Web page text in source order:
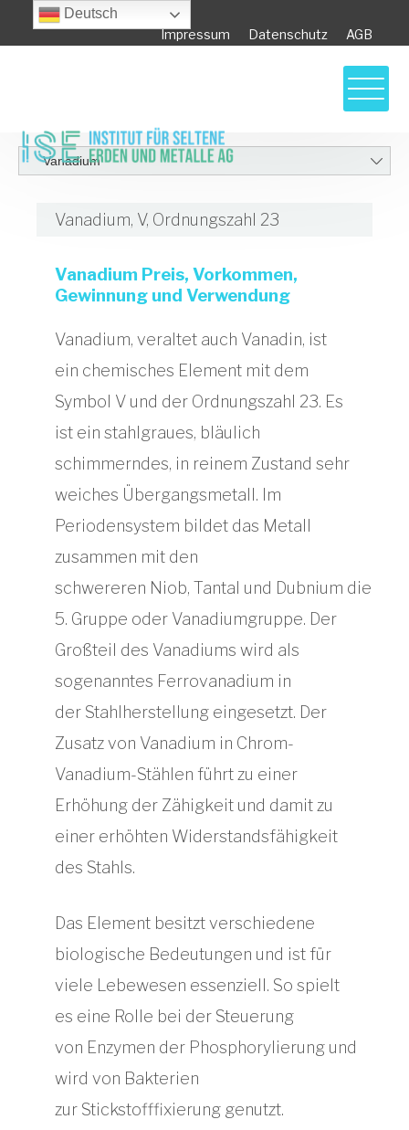
Impressum Datenschutz AGB
Vanadium, V, Ordnungszahl 23
Vanadium Preis, Vorkommen,
Gewinnung und Verwendung
Vanadium, veraltet auch Vanadin, ist
ein chemisches Element mit dem
Symbol V und der Ordnungszahl 23. Es
ist ein stahlgraues, bläulich
schimmerndes, in reinem Zustand sehr
weiches Übergangsmetall. Im
Periodensystem bildet das Metall
zusammen mit den
schwereren Niob, Tantal und Dubnium die
5. Gruppe oder Vanadiumgruppe. Der
Großteil des Vanadiums wird als
sogenanntes Ferrovanadium in
der Stahlherstellung eingesetzt. Der
Zusatz von Vanadium in Chrom-
Vanadium-Stählen führt zu einer
Erhöhung der Zähigkeit und damit zu
einer erhöhten Widerstandsfähigkeit
des Stahls.
Das Element besitzt verschiedene
biologische Bedeutungen und ist für
viele Lebewesen essenziell. So spielt
es eine Rolle bei der Steuerung
von Enzymen der Phosphorylierung und
wird von Bakterien
zur Stickstofffixierung genutzt.
Deutsch